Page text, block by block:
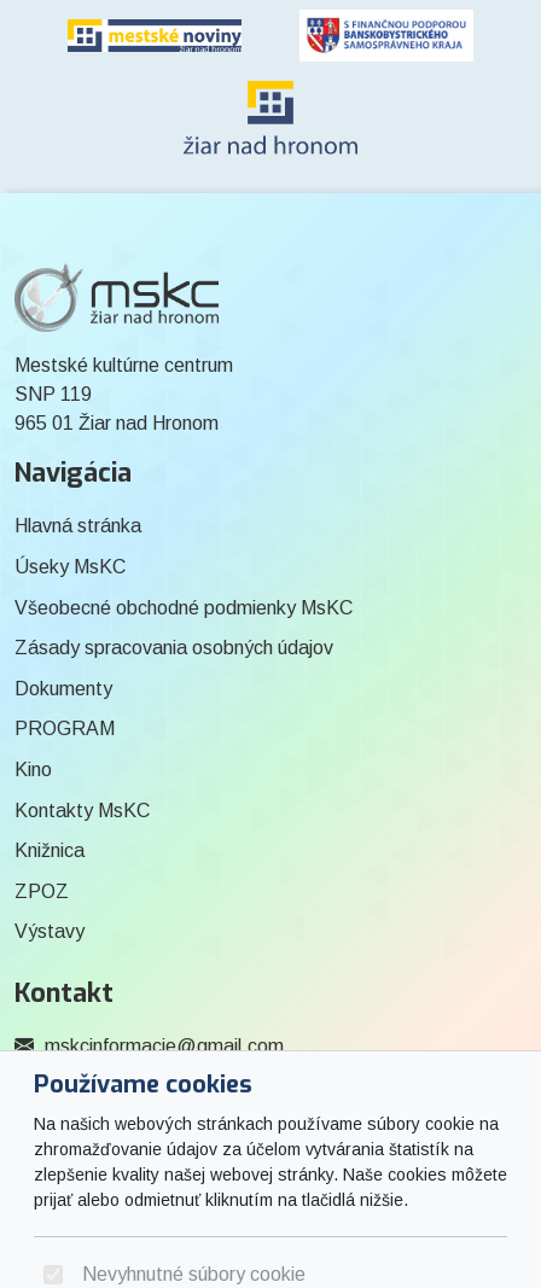
Používame cookies
Na našich webových stránkach používame súbory cookie na
zhromažďovanie údajov za účelom vytvárania štatistík na
zlepšenie kvality našej webovej stránky. Naše cookies môžete
prijať alebo odmietnuť kliknutím na tlačidlá nižšie.
Nevyhnutné súbory cookie
Mestské kultúrne centrum
SNP 119
965 01 Žiar nad Hronom
Navigácia
Hlavná stránka
Úseky MsKC
Všeobecné obchodné podmienky MsKC
Zásady spracovania osobných údajov
Dokumenty
PROGRAM
Kino
Kontakty MsKC
Knižnica
ZPOZ
Výstavy
Kontakt
mskcinformacie@gmail.com
0915 727 244
Social
Facebook